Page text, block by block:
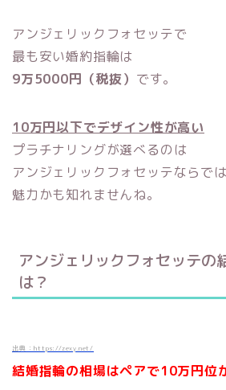
アンジェリックフォセッテで
最も安い婚約指輪は
9万5000円（税抜） です。
10万円以下でデザイン性が高い
プラチナリングが選べるのは
アンジェリックフォセッテならで
魅力かも知れませんね。
アンジェリックフォセッテの
は？
出典：https://zexy.net/
結婚指輪の相場はペアで10万円位